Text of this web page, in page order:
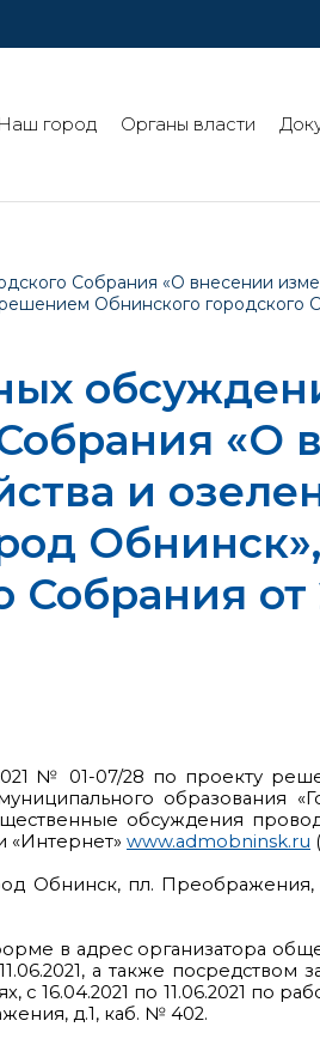
Наш город Органы власти
Собрания «О внесении
Обнинского городского
«О
и
от
№ 01-07/28 по проекту
образования
обсуждения
«Интернет» www.admobninsk.ru
Обнинск, пл. Преображения,
в адрес организатора
а также посредством
16.04.2021 по 11.06.2021 по
д.1, каб. № 402.